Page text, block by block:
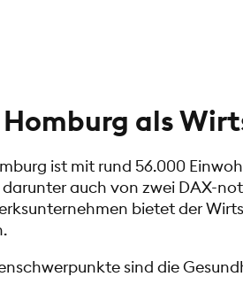
Homburg als
ist mit rund 56.000
darunter auch von zwei DAX-
bietet der
sind die